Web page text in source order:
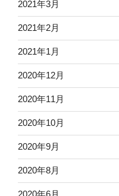
2021年3月
2021年2月
2021年1月
2020年12月
2020年11月
2020年10月
2020年9月
2020年8月